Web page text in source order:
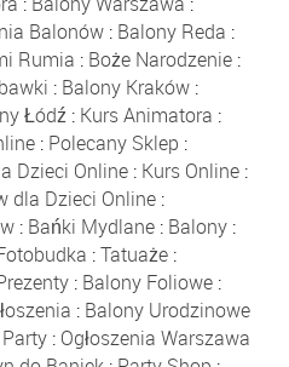
Balonów : Balony Reda :
Rumia : Boże Narodzenie:
: Balony Kraków :
Łódź : Kurs Animatora :
: Polecany Sklep :
Dzieci Online: Kurs Online:
dla Dzieci Online :
: Bańki Mydlane : Balony :
:Tatuaże:
: Balony Foliowe :
: Balony Urodzinowe
: Ogłoszenia Warszawa